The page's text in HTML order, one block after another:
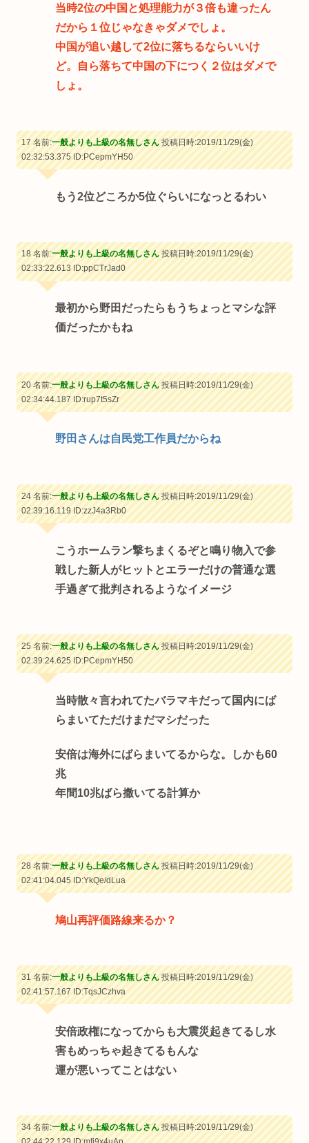
当時2位の中国と処理能力が３倍も違ったん
だから１位じゃなきゃダメでしょ。
中国が追い越して2位に落ちるならいいけ
ど。自ら落ちて中国の下につく２位はダメで
しょ。
17 名前:一般よりも上級の名無しさん投稿日時:2019/11/29(金)
02:32:53.375ID:PCepmYH50
もう2位どころか5位ぐらいになっとるわい
18 名前:一般よりも上級の名無しさん投稿日時:2019/11/29(金)
02:33:22.613ID:ppCTrJad0
最初から野田だったらもうちょっとマシな評
価だったかもね
20 名前:一般よりも上級の名無しさん投稿日時:2019/11/29(金)
02:34:44.187ID:rup7t5sZr
野田さんは自民党工作員だからね
24 名前:一般よりも上級の名無しさん投稿日時:2019/11/29(金)
02:39:16.119ID:zzJ4a3Rb0
こうホームラン撃ちまくるぞと鳴り物入で参
戦した新人がヒットとエラーだけの普通な選
手過ぎて批判されるようなイメージ
25 名前:一般よりも上級の名無しさん投稿日時:2019/11/29(金)
02:39:24.625ID:PCepmYH50
当時散々言われてたバラマキだって国内にば
らまいてただけまだマシだった
安倍は海外にばらまいてるからな。しかも60
兆
年間10兆ばら撒いてる計算か
28 名前:一般よりも上級の名無しさん投稿日時:2019/11/29(金)
02:41:04.045ID:YkQe/dLua
鳩山再評価路線来るか？
31 名前:一般よりも上級の名無しさん投稿日時:2019/11/29(金)
02:41:57.167ID:TqsJCzhva
安倍政権になってからも大震災起きてるし水
害もめっちゃ起きてるもんな
運が悪いってことはない
34 名前:一般よりも上級の名無しさん投稿日時:2019/11/29(金)